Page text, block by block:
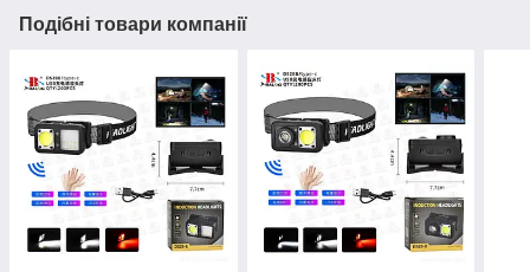
Подібні товари компанії